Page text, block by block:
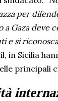
per
Gaza deve
e si
in Sicilia
principali